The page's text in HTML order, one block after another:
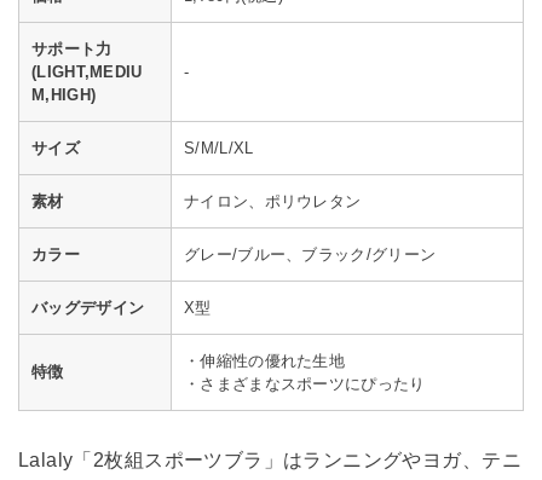
サポート力
(LIGHT,MEDIU
M,HIGH)
-
サイズ S/M/L/XL
素材 ナイロン、ポリウレタン
カラー グレー/ブルー、ブラック/グリーン
バッグデザイン X型
特徴
・伸縮性の優れた生地
・さまざまなスポーツにぴったり
Lalaly「2枚組スポーツブラ」はランニングやヨガ、テニ